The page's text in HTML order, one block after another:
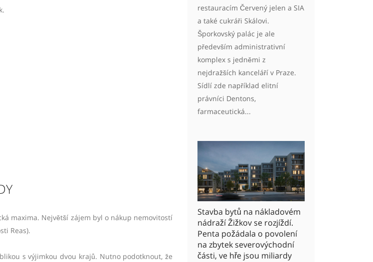
maxima. Největší zájem byl o nákup nemovitostí
Reas).
s výjimkou dvou krajů. Nutno podotknout, že
restauracím Červený jelen a SIA
a také cukráři Skálovi.
Šporkovský palác je ale
především administrativní
komplex s jedněmi z
nejdražších kanceláří v Praze.
Sídlí zde například elitní
právníci Dentons,
farmaceutická...
Stavba bytů na nákladovém
nádraží Žižkov se rozjíždí.
Penta požádala o povolení
na zbytek severovýchodní
části, ve hře jsou miliardy